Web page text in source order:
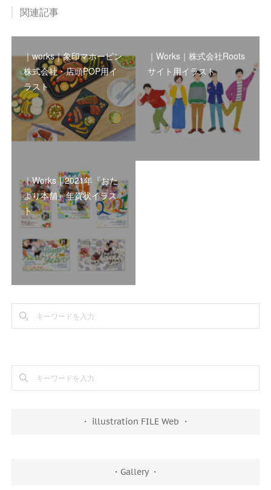
関連記事
｜works｜象印マホービン
株式会社・店頭POP用イ
ラスト
｜Works｜株式会社Roots
サイト用イラスト
｜Works｜2021年『おた
より本舗』年賀状イラス
ト
・ illustration FILE Web ・
・Gallery ・